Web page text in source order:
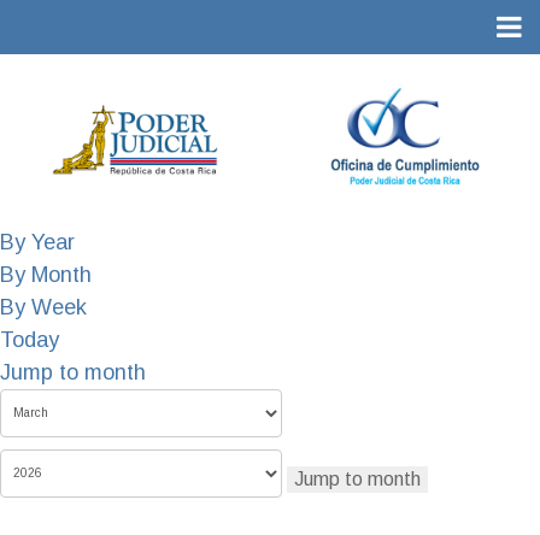
By Year
By Month
By Week
Today
Jump to month
Jump to month